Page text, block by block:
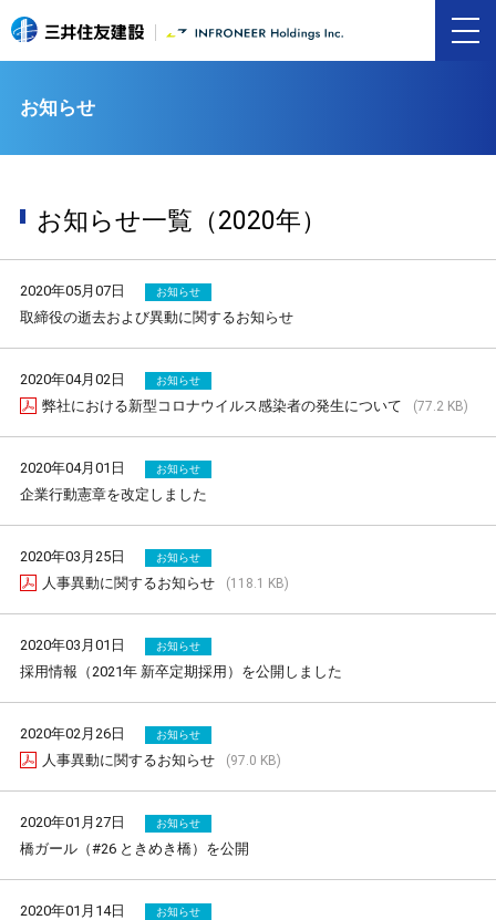
お知らせ
お知らせ一覧（2020年）
2020年05月07日 お知らせ
取締役の逝去および異動に関するお知らせ
2020年04月02日 お知らせ
弊社における新型コロナウイルス感染者の発生について (77.2 KB)
2020年04月01日 お知らせ
企業行動憲章を改定しました
2020年03月25日 お知らせ
人事異動に関するお知らせ (118.1 KB)
2020年03月01日 お知らせ
採用情報（2021年 新卒定期採用）を公開しました
2020年02月26日 お知らせ
人事異動に関するお知らせ (97.0 KB)
2020年01月27日 お知らせ
橋ガール（#26 ときめき橋）を公開
2020年01月14日 お知らせ